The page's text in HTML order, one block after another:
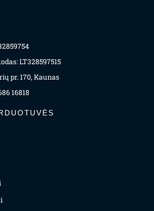
LT328597515
pr. 170, Kaunas
16818